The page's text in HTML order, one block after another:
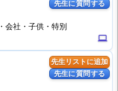
先生に質問する
computer
会社・子供・特別
先生リストに追加
先生に質問する